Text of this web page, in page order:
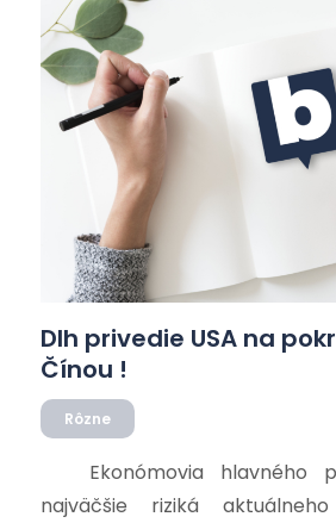
Rôzne
Dlh privedie USA na
Čínou !
Ekonómovia hlavného
najväčšie riziká